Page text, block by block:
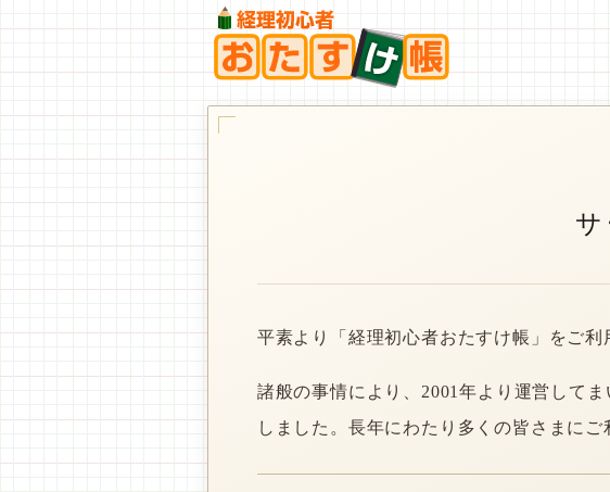
平素より「経理初心者おたすけ帳」をご
諸般の事情により、2001年より運営して
しました。長年にわたり多くの皆さまに